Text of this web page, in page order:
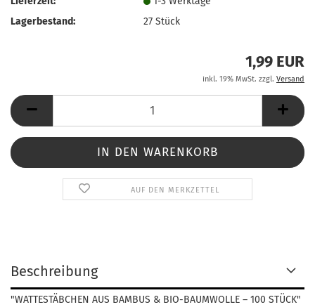
Lagerbestand:
27Stück
1,99 EUR
inkl. 19% MwSt. zzgl. Versand
AUF DEN MERKZETTEL
Beschreibung
"WATTESTÄBCHEN AUS BAMBUS & BIO-BAUMWOLLE – 100 STÜCK"